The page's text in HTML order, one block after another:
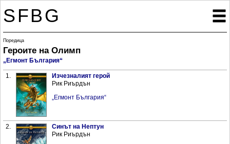
SFBG 
Поредица
Героите на Олимп
„Егмонт България“
1.
Изчезналият герой
Рик Риърдън
„Егмонт България“
2.
Синът на Нептун
Рик Риърдън